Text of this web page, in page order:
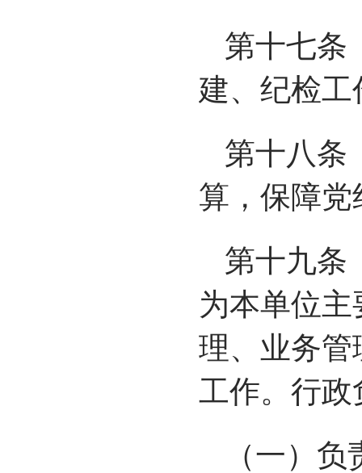
第十七条
建、纪检
第十八条
算，保障
第十九条
为本单位
理、业务
工作。行
（一）